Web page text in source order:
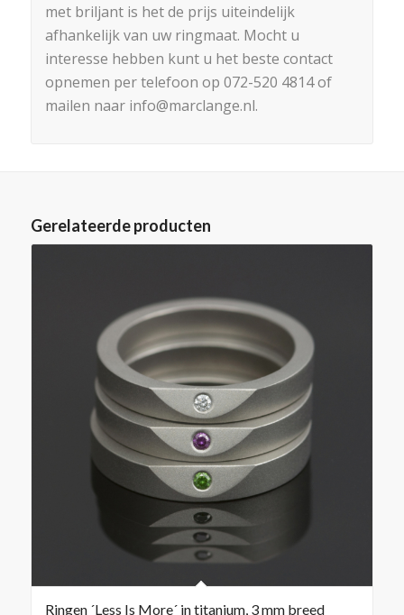
met briljant is het de prijs uiteindelijk
afhankelijk van uw ringmaat. Mocht u
interesse hebben kunt u het beste contact
opnemen per telefoon op 072-520 4814 of
mailen naar info@marclange.nl.
Gerelateerde producten
Ringen ´Less Is More´ in titanium, 3 mm breed